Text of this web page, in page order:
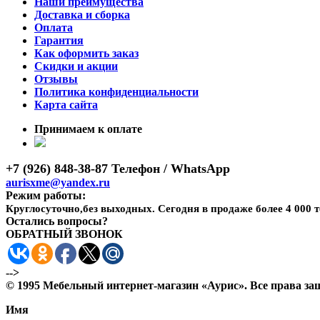
Доставка и сборка
Оплата
Гарантия
Как оформить заказ
Скидки и акции
Отзывы
Политика конфиденциальности
Карта сайта
Принимаем к оплате
+7 (926) 848-38-87 Телефон / WhatsApp
aurisxme@yandex.ru
Режим работы:
Круглосуточно,без выходных. Сегодня в продаже более 4 000
Остались вопросы?
ОБРАТНЫЙ ЗВОНОК
-->
© 1995 Мебельный интернет-магазин «Аурис». Все права
Имя